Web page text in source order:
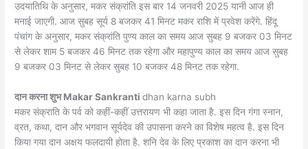
उदयातिथि के अनुसार, मकर संक्रांति इस बार 14 जनवरी 2025 यानी आज ही
मनाई जाएगी. आज सुबह सूर्य 8 बजकर 41 मिनट मकर राशि में प्रवेश करेंगे. हिंदू
पंचांग के अनुसार, मकर संक्रांति पुण्य काल का समय आज सुबह 9 बजकर 03 मिनट
से लेकर शाम 5 बजकर 46 मिनट तक रहेगा और महापुण्य काल का समय आज सुबह
9 बजकर 03 मिनट से लेकर सुबह 10 बजकर 48 मिनट तक रहेगा.
दान करना शुभ Makar Sankrantidhan karna subh
मकर संक्राति के पर्व को कहीं-कहीं उत्तरायण भी कहा जाता है. इस दिन गंगा स्नान,
व्रत, कथा, दान और भगवान सूर्यदेव की उपासना करने का विशेष महत्व है. इस दिन
किया गया दान अक्षय फलदायी होता है. शनि देव के लिए प्रकाश का दान करना भी